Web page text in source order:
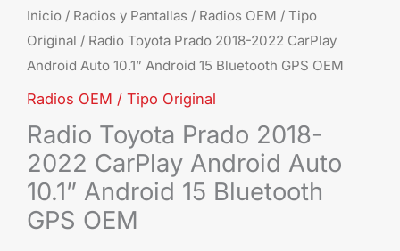
Inicio / Radios y Pantallas / Radios OEM / Tipo
Original / Radio Toyota Prado 2018-2022 CarPlay
Android Auto 10.1” Android 15 Bluetooth GPS OEM
Radios OEM / Tipo Original
Radio Toyota Prado 2018-
2022 CarPlay Android Auto
10.1” Android 15 Bluetooth
GPS OEM